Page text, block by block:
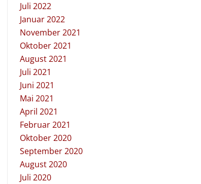
Juli 2022
Januar 2022
November 2021
Oktober 2021
August 2021
Juli 2021
Juni 2021
Mai 2021
April 2021
Februar 2021
Oktober 2020
September 2020
August 2020
Juli 2020